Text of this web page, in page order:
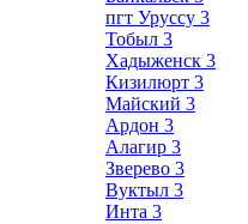
пгт Уруссу 3
Тобыл 3
Хадыженск 3
Кизилюрт 3
Майский 3
Ардон 3
Алагир 3
Зверево 3
Вуктыл 3
Инта 3